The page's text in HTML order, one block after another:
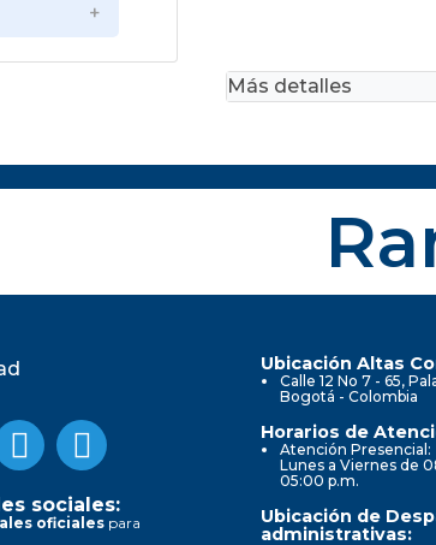
Más detalles
sociales:
oficiales para
Ubicación Altas
Calle 12 No 7 - 65,
Bogotá - Colombia
Horarios de
Atención Presencial:
Lunes a Viernes de
05:00 p.m.
Ubicación de
administrativas: